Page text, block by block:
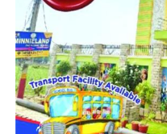
टिकट !
पार्टी के विश्वत सूत्रों से मिली
विधायकों का अगले विधानसभा
संघ की ओर से राज्य में अपने
आंतरिक सर्वे में 32 विधायकों के
की बात सामने आई है।